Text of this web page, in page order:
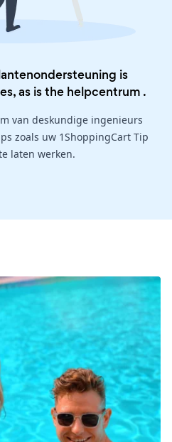
is
as is the helpcentrum .
van deskundige ingenieurs
zoals uw 1ShoppingCart Tip
laten werken.